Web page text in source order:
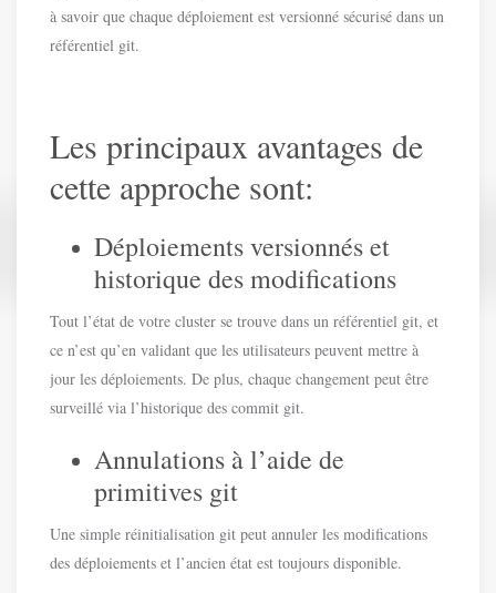
à savoir que chaque déploiement est versionné sécurisé dans un
référentiel git.
Les principaux avantages de
cette approche sont:
Déploiements versionnés et
historique des modifications
Tout l’état de votre cluster se trouve dans un référentiel git, et
ce n’est qu’en validant que les utilisateurs peuvent mettre à
jour les déploiements. De plus, chaque changement peut être
surveillé via l’historique des commit git.
Annulations à l’aide de
primitives git
Une simple réinitialisation git peut annuler les modifications
des déploiements et l’ancien état est toujours disponible.